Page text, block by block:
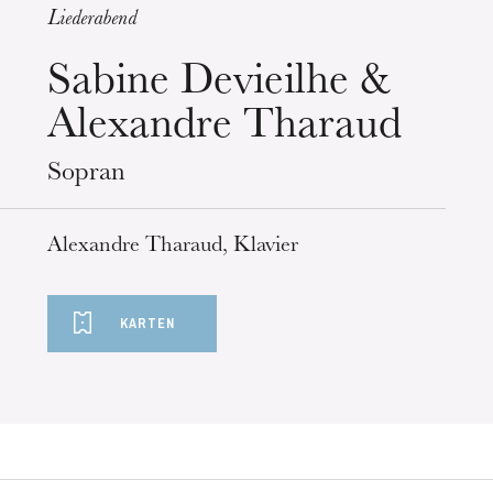
Mittwoch 19 Aug. 2026
Liederabend
Sabine Devieilhe &
Alexandre Tharaud
Sopran
Alexandre Tharaud, Klavier
KARTEN